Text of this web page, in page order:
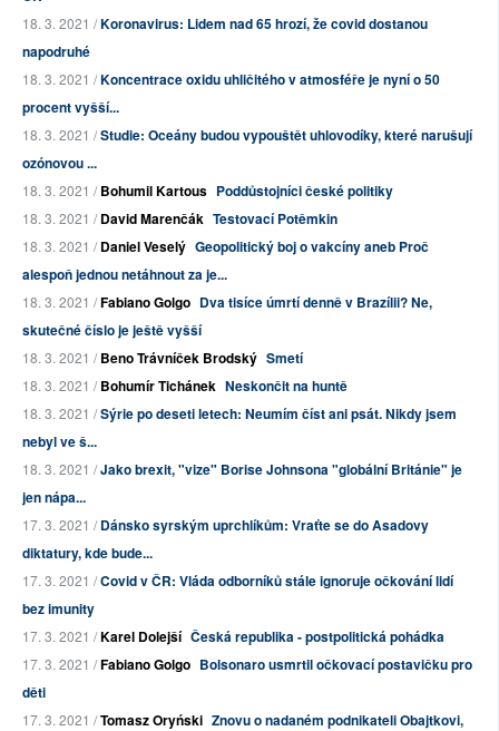
18. 3. 2021 /Koronavirus: Lidem nad 65 hrozí, že covid dostanou
napodruhé
18. 3. 2021 /Koncentrace oxidu uhličitého v atmosféře je nyní o 50
procent vyšší...
18. 3. 2021 /Studie: Oceány budou vypouštět uhlovodíky, které narušují
ozónovou ...
18. 3. 2021 /Bohumil Kartous Poddůstojníci české politiky
18. 3. 2021 /David Marenčák Testovací Potěmkin
18. 3. 2021 /Daniel Veselý Geopolitický boj o vakcíny aneb Proč
alespoň jednou netáhnout za je...
18. 3. 2021 /Fabiano Golgo Dva tisíce úmrtí denně v Brazílii? Ne,
skutečné číslo je ještě vyšší
18. 3. 2021 /Beno Trávníček Brodský Smetí
18. 3. 2021 /Bohumír Tichánek Neskončit na huntě
18. 3. 2021 /Sýrie po deseti letech: Neumím číst ani psát. Nikdy jsem
nebyl ve š...
18. 3. 2021 /Jako brexit, "vize" Borise Johnsona "globální Británie" je
jen nápa...
17. 3. 2021 /Dánsko syrským uprchlíkům: Vraťte se do Asadovy
diktatury, kde bude...
17. 3. 2021 /Covid v ČR: Vláda odborníků stále ignoruje očkování lidí
bez imunity
17. 3. 2021 /Karel Dolejší Česká republika - postpolitická pohádka
17. 3. 2021 /Fabiano Golgo Bolsonaro usmrtil očkovací postavičku pro
děti
17. 3. 2021 /Tomasz Oryński Znovu o nadaném podnikateli Obajtkovi,